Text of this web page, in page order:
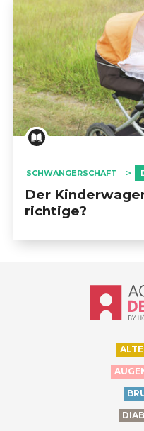
SCHWANGERSCHAFT
Der
richtige?
Accueil